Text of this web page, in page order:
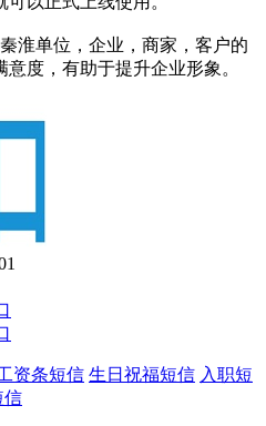
淮单位，企业，商家，客户的
度，有助于提升企业形象。
资条短信 生日祝福短信 入职短
信